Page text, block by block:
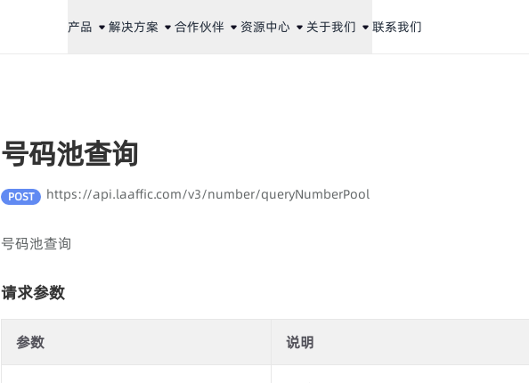
产品 解决方案 合作伙伴 资源中心 关于我们 联系我们
号码池查询
POST https://api.laaffic.com/v3/number/queryNumberPool
号码池查询
请求参数
参数 说明